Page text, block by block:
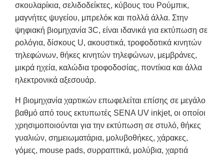
σκουλαρίκια, σελιδοδείκτες, κύβους του Ρούμπικ,
μαγνήτες ψυγείου, μπρελόκ και πολλά άλλα. Στην
ψηφιακή βιομηχανία 3C, είναι ιδανικά για εκτύπωση σε
ρολόγια, δίσκους U, ακουστικά, τροφοδοτικά κινητών
τηλεφώνων, θήκες κινητών τηλεφώνων, μεμβράνες,
μικρά ηχεία, καλώδια τροφοδοσίας, ποντίκια και άλλα
ηλεκτρονικά αξεσουάρ.
Η βιομηχανία χαρτικών επωφελείται επίσης σε μεγάλο
βαθμό από τους εκτυπωτές SENA UV inkjet, οι οποίοι
χρησιμοποιούνται για την εκτύπωση σε στυλό, θήκες
γυαλιών, σημειωματάρια, μολυβοθήκες, χάρακες,
γόμες, mouse pads, συρραπτικά, μολύβια, χαρτιά